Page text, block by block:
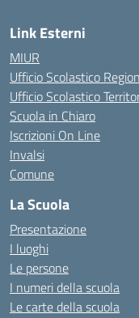
Link Esterni
MIUR
Ufficio Scolastico
Ufficio Scolastico
Scuola in Chiaro
Iscrizioni On Line
Invalsi
Comune
La Scuola
Presentazione
I luoghi
Le persone
I numeri della scuola
Le carte della scuola